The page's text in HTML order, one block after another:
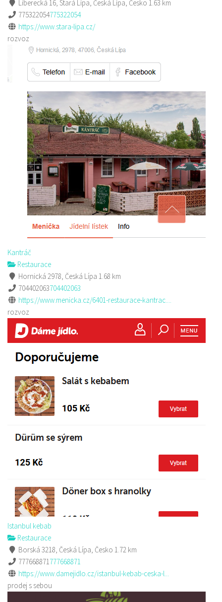
Liberecká 16, Stará Lípa, Česká Lípa, Česko 1.63 km
775322054775322054
https://www.stara-lipa.cz/
rozvoz
Kantráč
Restaurace
Hornická 2978, Česká Lípa 1.68 km
704402063704402063
https://www.menicka.cz/6401-restaurace-kantrac....
rozvoz
Istanbul kebab
Restaurace
Borská 3218, Česká Lípa, Česko 1.72 km
777668871777668871
https://www.damejidlo.cz/istanbul-kebab-ceska-l...
prodej s sebou